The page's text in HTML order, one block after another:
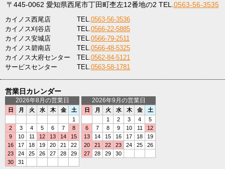
〒445-0062 愛知県西尾市丁田町杢左12番地の2 TEL. 0563-56-3535
カイノス西尾店 TEL.0563-56-3536
カイノス刈谷店
TEL.0566-22-5885
カイノス安城店
TEL.0566-79-2511
カイノス碧南店
TEL.0566-48-5325
カイノス大府センター
TEL.0562-84-5121
サービスセンター
TEL.0563-58-1781
営業日カレンダー
2026年8月の営業日
日 月 火 水 木 金
土
1
2
3 4 5 6 7
8
9
10 11 12 13 14
15
16
17 18 19 20 21
22
23
24 25 26 27 28
29
30
31
2026年9月の営業日
日 月 火 水 木 金
土
1
2 3 4
5
6
7 8 9 10 11
12
13
14 15 16 17 18
19
20
21 22 23 24 25
26
27
28 29 30